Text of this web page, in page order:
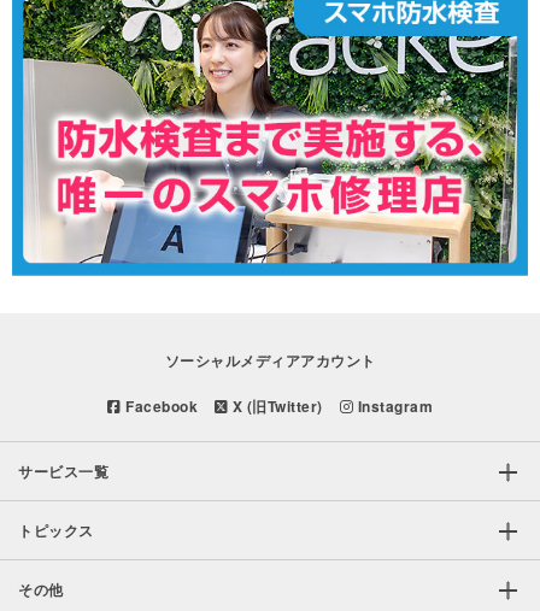
ソーシャルメディアアカウント
Facebook X (旧Twitter) Instagram
サービス一覧
トピックス
その他